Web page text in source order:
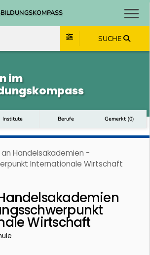
SUCHE
im
Institute Berufe Gemerkt (0)
an Handelsakademien -
Internationale Wirtschaft
Wirtschaft